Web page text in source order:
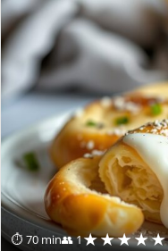
⏱ 70 min👥 1★★★★★